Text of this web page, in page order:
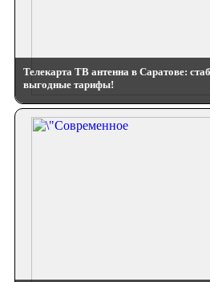
Телекарта ТВ антенна в Саратове:
выгодные тарифы!